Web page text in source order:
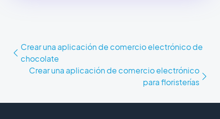
Crear una aplicación de comercio electrónico de
chocolate
Crear una aplicación de comercio electrónico
para floristerías